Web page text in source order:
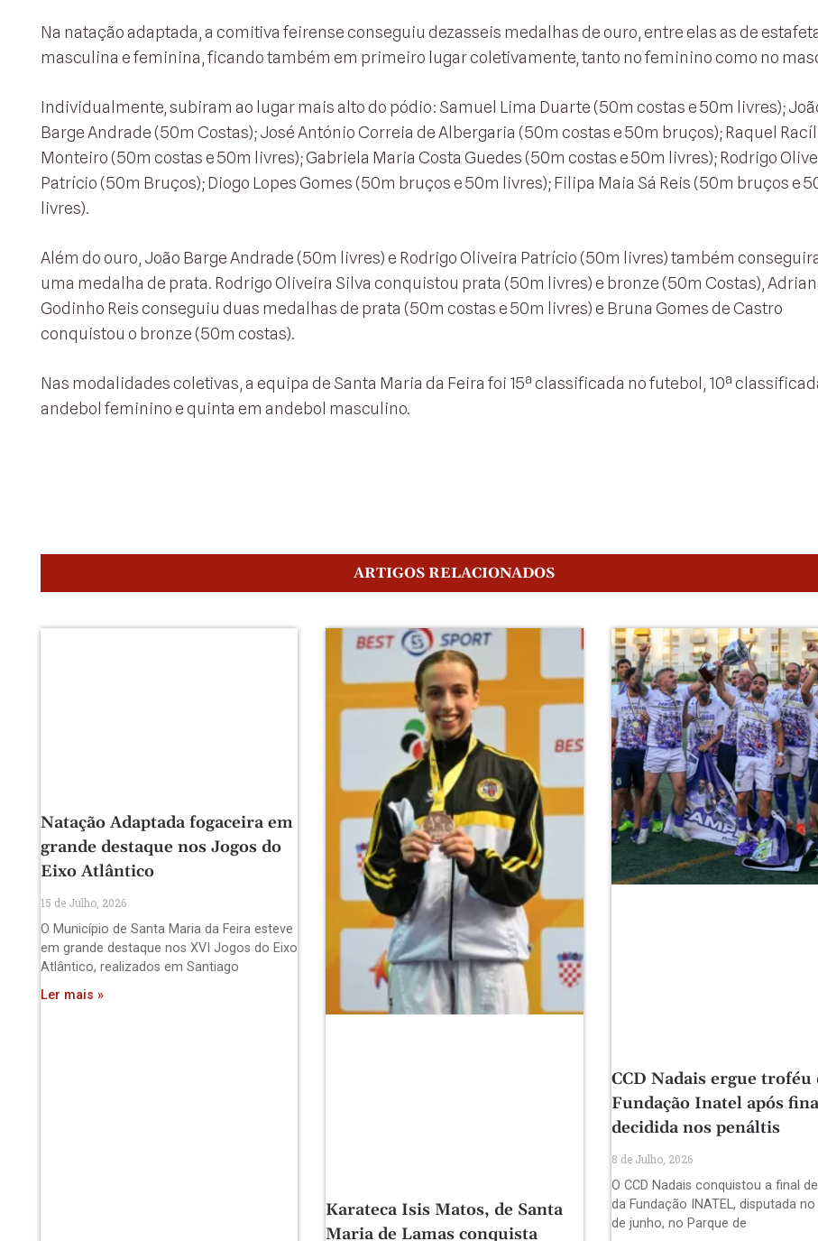
Na natação adaptada, a comitiva feirense conseguiu dezasseis medalhas de ouro, entre elas as de
masculina e feminina, ficando também em primeiro lugar coletivamente, tanto no feminino como no
Individualmente, subiram ao lugar mais alto do pódio: Samuel Lima Duarte (50m costas e 50m livres);
Barge Andrade (50m Costas); José António Correia de Albergaria (50m costas e 50m bruços); Raquel
Monteiro (50m costas e 50m livres); Gabriela Maria Costa Guedes (50m costas e 50m livres); Rodrigo
Patrício (50m Bruços); Diogo Lopes Gomes (50m bruços e 50m livres); Filipa Maia Sá Reis (50m bruços e
livres).
Além do ouro, João Barge Andrade (50m livres) e Rodrigo Oliveira Patrício (50m livres) também
uma medalha de prata. Rodrigo Oliveira Silva conquistou prata (50m livres) e bronze (50m Costas),
Godinho Reis conseguiu duas medalhas de prata (50m costas e 50m livres) e Bruna Gomes de Castro
conquistou o bronze (50m costas).
Nas modalidades coletivas, a equipa de Santa Maria da Feira foi 15ª classificada no futebol, 10ª
andebol feminino e quinta em andebol masculino.
ARTIGOS RELACIONADOS
Natação Adaptada fogaceira em
grande destaque nos Jogos do
Eixo Atlântico
15 de Julho, 2026
O Município de Santa Maria da Feira esteve
em grande destaque nos XVI Jogos do Eixo
Atlântico, realizados em Santiago
Ler mais »
Karateca Isis Matos, de Santa
Maria de Lamas conquista
CCD Nadais ergue troféu
Fundação Inatel após
decidida nos penáltis
8 de Julho, 2026
O CCD Nadais conquistou a final
da Fundação INATEL, disputada no
de junho, no Parque de